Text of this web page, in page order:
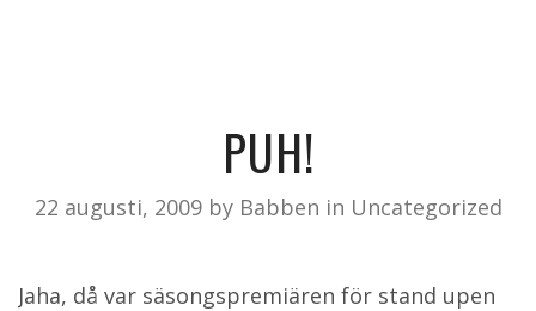
PUH!
22 augusti, 2009 by Babben in Uncategorized
Jaha, då var säsongspremiären för stand upen